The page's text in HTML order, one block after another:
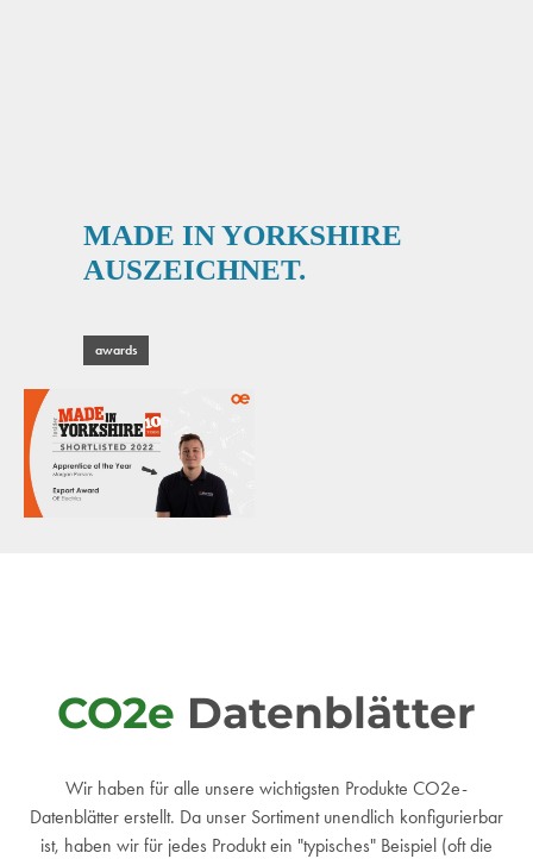
MADE IN YORKSHIRE
AUSZEICHNET.
awards
CO2e Datenblätter
Wir haben für alle unsere wichtigsten Produkte CO2e-
Datenblätter erstellt. Da unser Sortiment unendlich konfigurierbar
ist, haben wir für jedes Produkt ein "typisches" Beispiel (oft die